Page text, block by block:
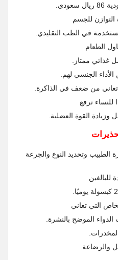
التوازن للجسم
في الطب التقليدي.
الطعام
غذائي ممتاز.
الجنسي لهم.
من ضعف في الذاكرة.
للنساء ترفع
القوة العضلية.
الطبيب وتحديد النوع والجرعة
للبالغين
التي تعاني
الموضح بالنشرة.
والرضاعة.